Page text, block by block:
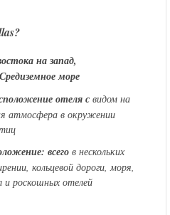
на запад,
море
отеля с видом на
атмосфера в окружении
всего в нескольких
кольцевой дороги, моря,
и роскошных отелей